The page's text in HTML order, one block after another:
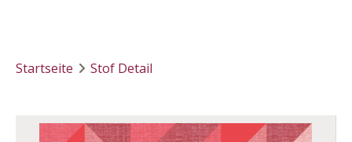
Startseite Stof Detail